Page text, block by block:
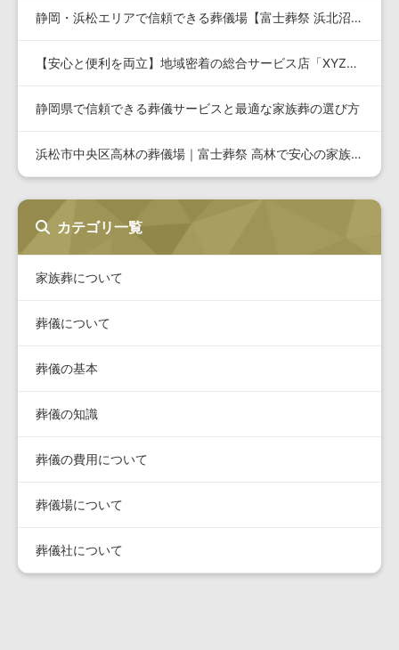
静岡・浜松エリアで信頼できる葬儀場【富士葬祭 浜北沼】の特徴…
【安心と便利を両立】地域密着の総合サービス店「XYZショップ…
静岡県で信頼できる葬儀サービスと最適な家族葬の選び方
浜松市中央区高林の葬儀場｜富士葬祭 高林で安心の家族葬・一式…
カテゴリ一覧
家族葬について
葬儀について
葬儀の基本
葬儀の知識
葬儀の費用について
葬儀場について
葬儀社について